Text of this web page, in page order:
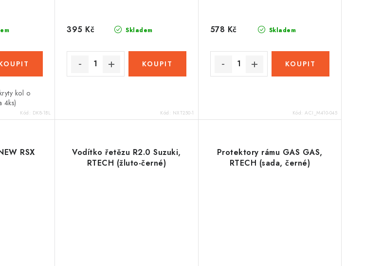
kol o
4ks)
Kód: DK8-1BL
Skladem
395 Kč
Kód: NXT250-1
Skladem
578 Kč
Kód: ACI_M410-045
RSX
Vodítko řetězu R2.0 Suzuki,
RTECH (žluto-černé)
Protektory rámu GAS GAS,
RTECH (sada, černé)